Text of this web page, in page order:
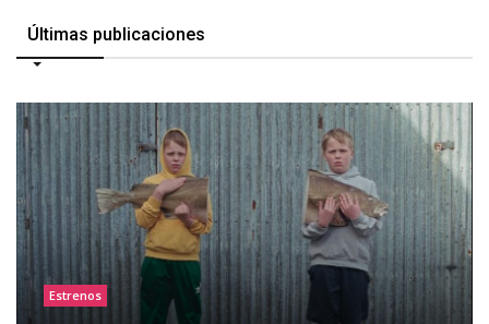
Últimas publicaciones
Estrenos